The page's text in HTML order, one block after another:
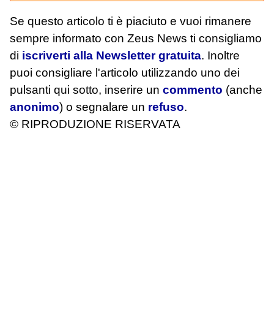
Se questo articolo ti è piaciuto e vuoi rimanere
sempre informato con Zeus News ti consigliamo
di iscriverti alla Newsletter gratuita. Inoltre
puoi consigliare l'articolo utilizzando uno dei
pulsanti qui sotto, inserire un commento (anche
anonimo) o segnalare un refuso.
© RIPRODUZIONE RISERVATA